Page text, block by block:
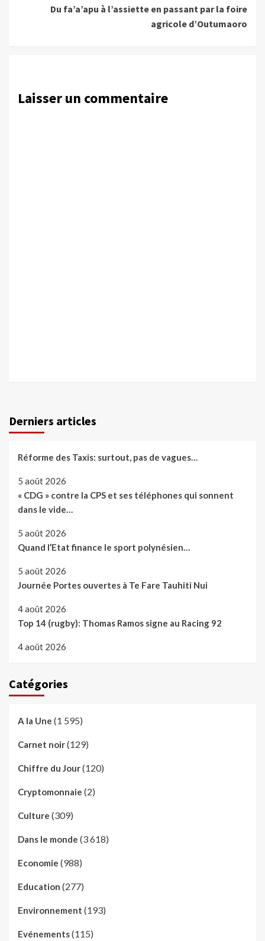
Du fa’a’apu à l’assiette en passant par la foire
agricole d’Outumaoro
Laisser un commentaire
Derniers articles
Réforme des Taxis: surtout, pas de vagues…
5 août 2026
« CDG » contre la CPS et ses téléphones qui sonnent
dans le vide…
5 août 2026
Quand l’Etat finance le sport polynésien…
5 août 2026
Journée Portes ouvertes à Te Fare Tauhiti Nui
4 août 2026
Top 14 (rugby): Thomas Ramos signe au Racing 92
4 août 2026
Catégories
A la Une (1 595)
Carnet noir(129)
Chiffre du Jour(120)
Cryptomonnaie (2)
Culture (309)
Dans le monde (3 618)
Economie (988)
Education (277)
Environnement (193)
Evénements(115)